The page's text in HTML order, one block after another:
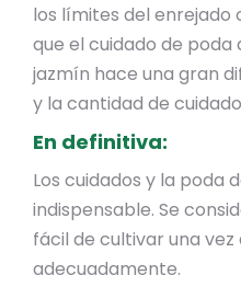
los límites del enrejado
que el cuidado de poda
jazmín hace una gran
y la cantidad de
En definitiva:
Los cuidados y la poda
indispensable. Se
fácil de cultivar una vez
adecuadamente.